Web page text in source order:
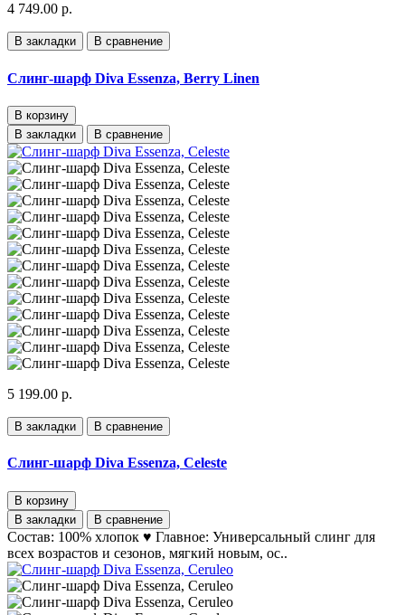
4 749.00 р.
В закладки В сравнение
Слинг-шарф Diva Essenza, Berry Linen
В корзину
В закладки
В сравнение
5 199.00 р.
В закладки В сравнение
Слинг-шарф Diva Essenza, Celeste
В корзину
В закладки
В сравнение
Состав: 100% хлопок ♥ Главное: Универсальный слинг для
всех возрастов и сезонов, мягкий новым, ос..